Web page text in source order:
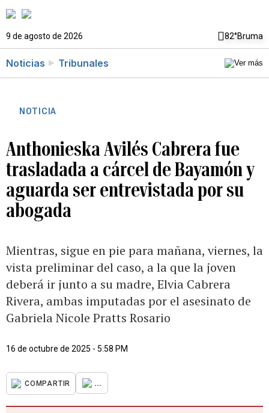
9 de agosto de 2026 82°Bruma
Noticias Tribunales
NOTICIA
Anthonieska Avilés Cabrera fue
trasladada a cárcel de Bayamón y
aguarda ser entrevistada por su
abogada
Mientras, sigue en pie para mañana, viernes, la
vista preliminar del caso, a la que la joven
deberá ir junto a su madre, Elvia Cabrera
Rivera, ambas imputadas por el asesinato de
Gabriela Nicole Pratts Rosario
16 de octubre de 2025 - 5:58 PM
COMPARTIR ...